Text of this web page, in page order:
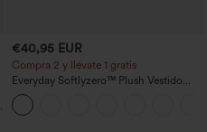
€40,95 EUR
Compra 2 y llévate 1 gratis
Everyday Softlyzero™ Plush Vestido
deportivo sin espalda 2 en 1
acampanado -Wannabe -Easy Peezy